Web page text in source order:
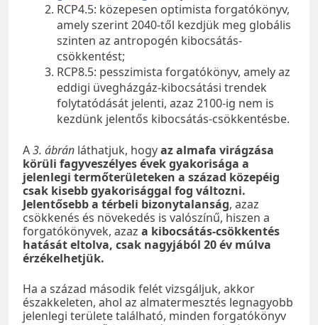
RCP4.5: közepesen optimista forgatókönyv,
amely szerint 2040-től kezdjük meg globális
szinten az antropogén kibocsátás-
csökkentést;
RCP8.5: pesszimista forgatókönyv, amely az
eddigi üvegházgáz-kibocsátási trendek
folytatódását jelenti, azaz 2100-ig nem is
kezdünk jelentős kibocsátás-csökkentésbe.
A3. ábrán láthatjuk, hogyaz almafa virágzása
körüli fagyveszélyes évek gyakorisága a
jelenlegi termőterületeken a század közepéig
csak kisebb gyakorisággal fog változni.
Jelentősebb a térbeli bizonytalanság, azaz
csökkenés és növekedés is valószínű, hiszen a
forgatókönyvek, azaz a kibocsátás-csökkentés
hatását eltolva, csak nagyjából 20 év múlva
érzékelhetjük.
Ha a század második felét vizsgáljuk, akkor
északkeleten, ahol az almatermesztés legnagyobb
jelenlegi területe található, minden forgatókönyv